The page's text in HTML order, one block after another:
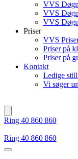
VVS
VVS
VVS
Priser
VVS
Priser på
Priser på
Kontakt
Ledige
Vi søger
Ring 40 860 860
Ring 40 860 860